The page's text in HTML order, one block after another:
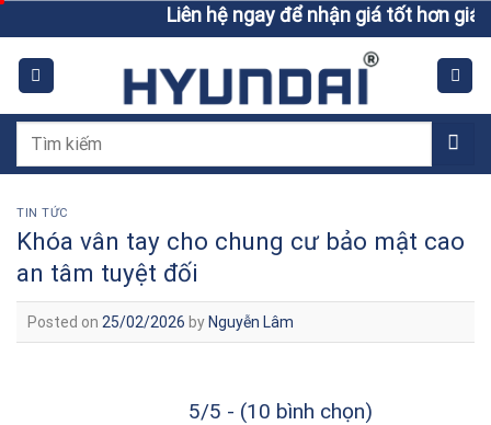
to
content
Liên hệ ngay để nhận giá tốt hơn giá niêm
Tìm
TIN TỨC
Khóa vân tay cho chung cư bảo mật cao
an tâm tuyệt đối
Posted on 25/02/2026 by Nguyễn Lâm
5/5 - (10 bình chọn)